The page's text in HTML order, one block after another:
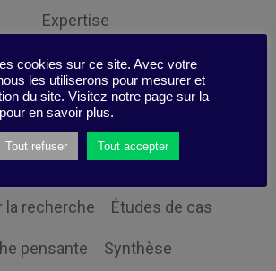
Expertise
Themes
la recherche Études de cas
pensante Synthèse
cookies sur ce site. Avec votre
les utiliserons pour mesurer et
du site. Visitez notre page sur la
en savoir plus.
Tout refuser Tout accepter